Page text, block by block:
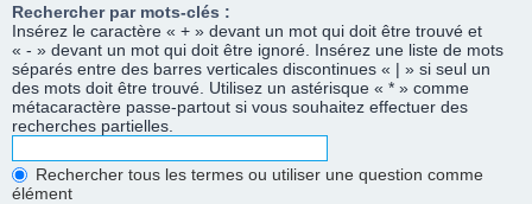
Rechercher par mots-clés :
Insérez le caractère « + » devant un mot qui doit être trouvé et
« - » devant un mot qui doit être ignoré. Insérez une liste de mots
séparés entre des barres verticales discontinues « | » si seul un
des mots doit être trouvé. Utilisez un astérisque « * » comme
métacaractère passe-partout si vous souhaitez effectuer des
recherches partielles.
Rechercher tous les termes ou utiliser une question comme
élément